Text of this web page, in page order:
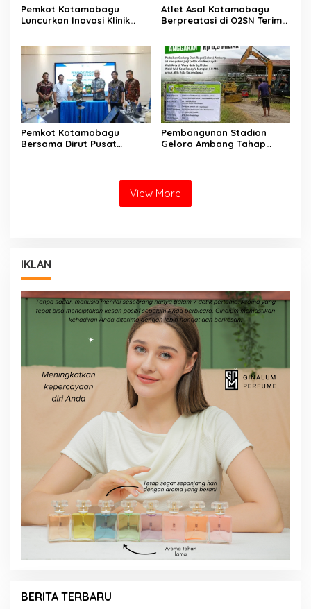
Pemkot Kotamobagu
Luncurkan Inovasi Klinik
Atlet Asal Kotamobagu
Berpreatasi di O2SN Terima
Pemkot Kotamobagu
Bersama Dirut Pusat
Pembangunan Stadion
Gelora Ambang Tahap
View More
IKLAN
BERITA TERBARU